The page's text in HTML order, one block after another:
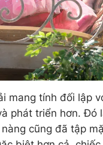
mang tính đối lập
phát triển hơn. Đó
cũng đã tập